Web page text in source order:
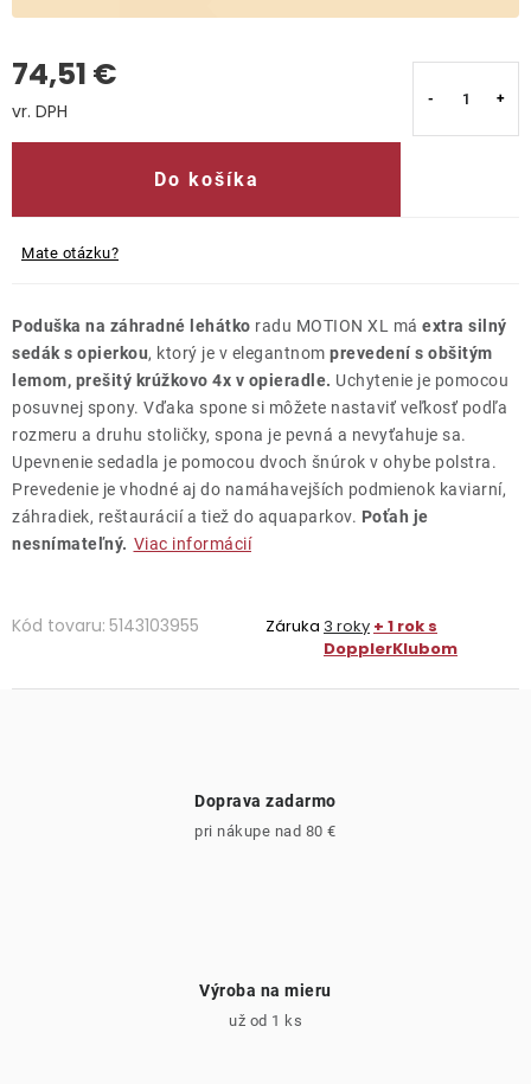
Kontakty
74,51 €
Do košíka
Mate otázku?
Poduška na záhradné lehátko radu MOTION XL má extra silný
sedák s opierkou, ktorý je v elegantnom prevedení s obšitým
lemom, prešitý krúžkovo 4x v opieradle. Uchytenie je pomocou
posuvnej spony. Vďaka spone si môžete nastaviť veľkosť podľa
rozmeru a druhu stoličky, spona je pevná a nevyťahuje sa.
Upevnenie sedadla je pomocou dvoch šnúrok v ohybe polstra.
Prevedenie je vhodné aj do namáhavejších podmienok kaviarní,
záhradiek, reštaurácií a tiež do aquaparkov. Poťah je
nesnímateľný. Viac informácií
Kód tovaru: 5143103955 Záruka 3 roky + 1 rok s
DopplerKlubom
Doprava zadarmo
pri nákupe nad 80 €
Výroba na mieru
už od 1 ks